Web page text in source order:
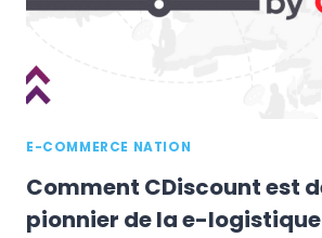
E-COMMERCE NATION
Comment CDiscount est
pionnier de la e-logistique